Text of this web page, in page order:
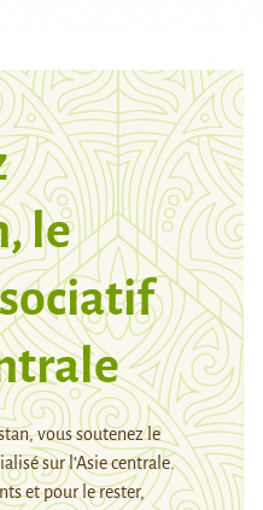
le
vous soutenez le
sur l’Asie centrale.
et pour le rester,